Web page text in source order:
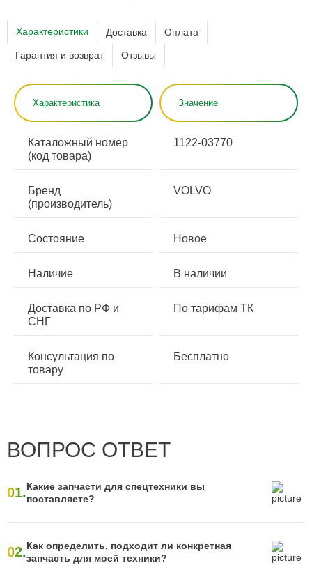
Характеристики Доставка Оплата
Гарантия и возврат Отзывы
Характеристика Значение
Каталожный номер
(код товара)
1122-03770
Бренд
(производитель)
VOLVO
Состояние Новое
Наличие В наличии
Доставка по РФ и
СНГ
По тарифам ТК
Консультация по
товару
Бесплатно
ВОПРОС ОТВЕТ
01.Какие запчасти для спецтехники вы
поставляете?
02.Как определить, подходит ли конкретная
запчасть для моей техники?